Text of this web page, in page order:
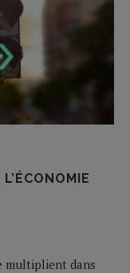
multiplient dans